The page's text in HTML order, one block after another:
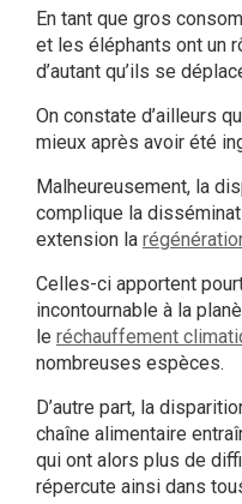
En tant que gros
et les éléphants ont un
d’autant qu’ils se
On constate d’ailleurs
mieux après avoir été
Malheureusement, la
complique la
extension la
Celles-ci apportent
incontournable à la
le réchauffement
nombreuses espèces.
D’autre part, la
chaîne alimentaire
qui ont alors plus de
répercute ainsi dans